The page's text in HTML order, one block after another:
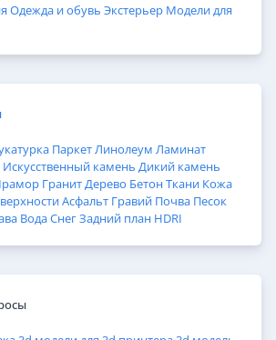
Одежда и обувь Экстерьер Модели для
ПаркетЛинолеум Ламинат
Искусственный камень Дикий камень
ГранитДерево БетонТкани Кожа
Асфальт Гравий Почва Песок
ВодаСнегЗадний план HDRI